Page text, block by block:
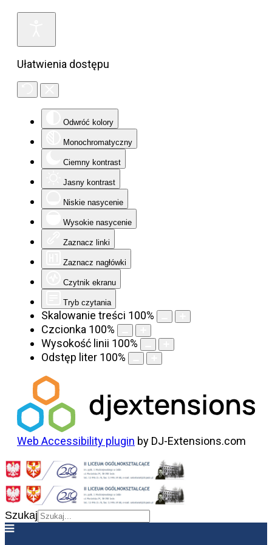
Ułatwienia dostępu
Odwróć kolory
Monochromatyczny
Ciemny kontrast
Jasny kontrast
Niskie nasycenie
Wysokie nasycenie
Zaznacz linki
Zaznacz nagłówki
Czytnik ekranu
Tryb czytania
Skalowanie treści 100%
Czcionka 100%
Wysokość linii 100%
Odstęp liter 100%
Web Accessibility plugin by DJ-Extensions.com
Szukaj